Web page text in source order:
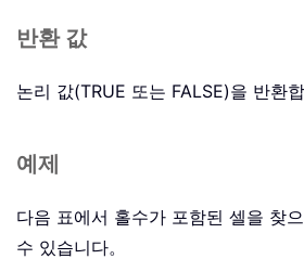
반환 값
논리 값(TRUE 또는 FALSE)을 반환합
예제
다음 표에서 홀수가 포함된 셀을 찾
수 있습니다。